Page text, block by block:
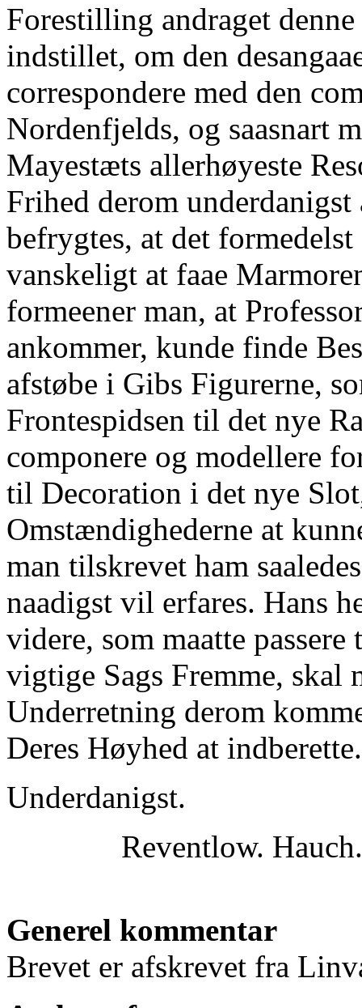
Forestilling andraget
indstillet, om den
correspondere med den
Nordenfjelds, og saasnart
Mayestæts allerhøyeste
Frihed derom
befrygtes, at det
vanskeligt at faae
formeener man, at
ankommer, kunde finde
afstøbe i Gibs Figurerne,
Frontespidsen til det nye
componere og modellere
til Decoration i det nye
Omstændighederne at
man tilskrevet ham
naadigst vil erfares. Hans
videre, som maatte
vigtige Sags Fremme, skal
Underretning derom
Deres Høyhed at indberette.
Underdanigst.
Reventlow.
Generel kommentar
Brevet er afskrevet fra